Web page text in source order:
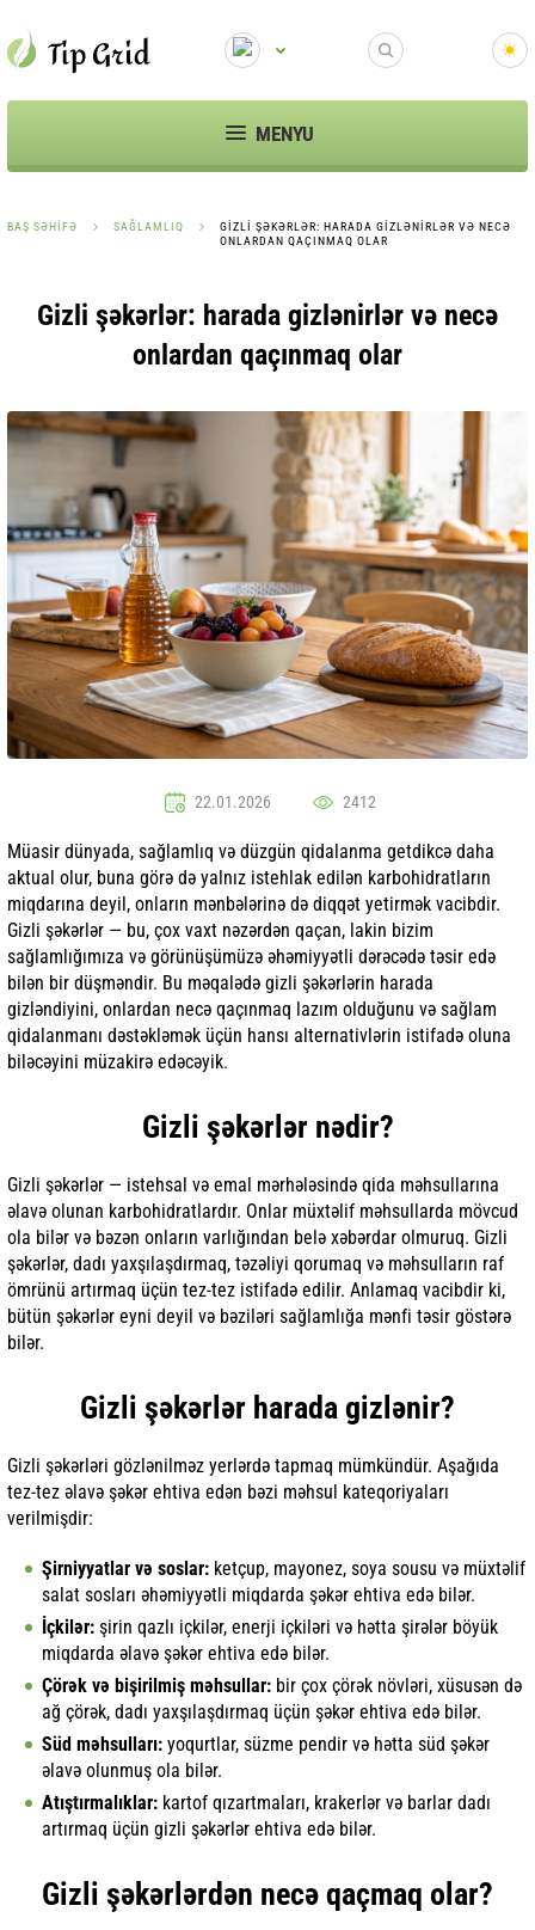
MENYU
BAŞ SƏHIFƏ SAĞLAMLIQ
GIZLI ŞƏKƏRLƏR: HARADA GIZLƏNIRLƏR VƏ NECƏ
ONLARDAN QAÇINMAQ OLAR
Gizli şəkərlər: harada gizlənirlər və necə
onlardan qaçınmaq olar
22.01.2026 2412
Müasir dünyada, sağlamlıq və düzgün qidalanma getdikcə daha
aktual olur, buna görə də yalnız istehlak edilən karbohidratların
miqdarına deyil, onların mənbələrinə də diqqət yetirmək vacibdir.
Gizli şəkərlər — bu, çox vaxt nəzərdən qaçan, lakin bizim
sağlamlığımıza və görünüşümüzə əhəmiyyətli dərəcədə təsir edə
bilən bir düşməndir. Bu məqalədə gizli şəkərlərin harada
gizləndiyini, onlardan necə qaçınmaq lazım olduğunu və sağlam
qidalanmanı dəstəkləmək üçün hansı alternativlərin istifadə oluna
biləcəyini müzakirə edəcəyik.
Gizli şəkərlər nədir?
Gizli şəkərlər — istehsal və emal mərhələsində qida məhsullarına
əlavə olunan karbohidratlardır. Onlar müxtəlif məhsullarda mövcud
ola bilər və bəzən onların varlığından belə xəbərdar olmuruq. Gizli
şəkərlər, dadı yaxşılaşdırmaq, təzəliyi qorumaq və məhsulların raf
ömrünü artırmaq üçün tez-tez istifadə edilir. Anlamaq vacibdir ki,
bütün şəkərlər eyni deyil və bəziləri sağlamlığa mənfi təsir göstərə
bilər.
Gizli şəkərlər harada gizlənir?
Gizli şəkərləri gözlənilməz yerlərdə tapmaq mümkündür. Aşağıda
tez-tez əlavə şəkər ehtiva edən bəzi məhsul kateqoriyaları
verilmişdir:
Şirniyyatlar və soslar: ketçup, mayonez, soya sousu və müxtəlif
salat sosları əhəmiyyətli miqdarda şəkər ehtiva edə bilər.
İçkilər: şirin qazlı içkilər, enerji içkiləri və hətta şirələr böyük
miqdarda əlavə şəkər ehtiva edə bilər.
Çörək və bişirilmiş məhsullar: bir çox çörək növləri, xüsusən də
ağ çörək, dadı yaxşılaşdırmaq üçün şəkər ehtiva edə bilər.
Süd məhsulları: yoqurtlar, süzme pendir və hətta süd şəkər
əlavə olunmuş ola bilər.
Atıştırmalıklar: kartof qızartmaları, krakerlər və barlar dadı
artırmaq üçün gizli şəkərlər ehtiva edə bilər.
Gizli şəkərlərdən necə qaçmaq olar?